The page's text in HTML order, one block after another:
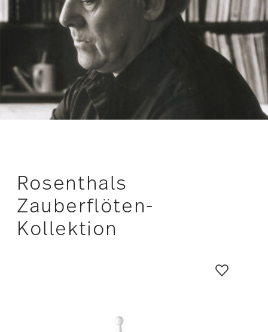
Rosenthals
Zauberflöten-
Kollektion